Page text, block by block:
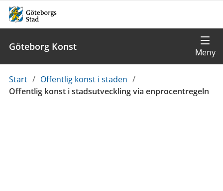
Göteborg Konst
Du
är
Start / Offentlig konst i staden /
Offentlig konst i stadsutveckling via enprocentregeln